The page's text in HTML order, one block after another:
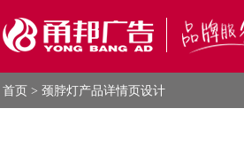
首页 > 颈脖灯产品详情页设计